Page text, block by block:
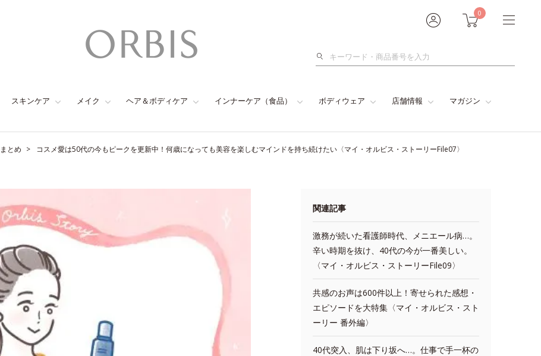
0
検
スキンケア メイク ヘア＆ボディケア インナーケア（食品） ボディウェア 店舗情報 マガジン
とめ コスメ愛は50代の今もピークを更新中！何歳になっても美容を楽しむマインドを持ち続けたい〈マイ・オルビス・ストーリーFile07〉
関連記事
激務が続いた看護師時代、メニエール病…。
辛い時期を抜け、40代の今が一番美しい。
〈マイ・オルビス・ストーリーFile09〉
共感のお声は600件以上！寄せられた感想・
エピソードを大特集〈マイ・オルビス・スト
ーリー 番外編〉
40代突入、肌は下り坂へ…。仕事で手一杯の